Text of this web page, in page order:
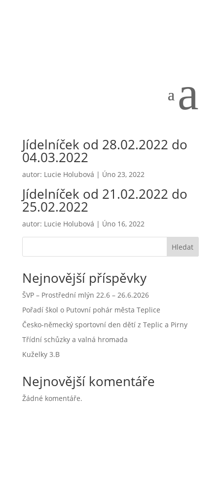
a
Jídelníček od 28.02.2022 do
04.03.2022
autor: Lucie Holubová | Úno 23, 2022
Jídelníček od 21.02.2022 do
25.02.2022
autor: Lucie Holubová | Úno 16, 2022
Hledat
Nejnovější příspěvky
ŠVP – Prostřední mlýn 22.6 – 26.6.2026
Pořadí škol o Putovní pohár města Teplice
Česko-německý sportovní den dětí z Teplic a Pirny
Třídní schůzky a valná hromada
Kuželky 3.B
Nejnovější komentáře
Žádné komentáře.